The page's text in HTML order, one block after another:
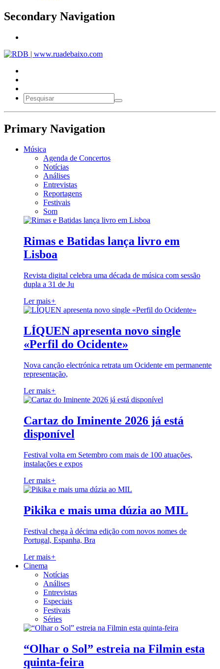
Secondary Navigation
Primary Navigation
Música
Agenda de Concertos
Notícias
Análises
Entrevistas
Reportagens
Festivais
Som
Rimas e Batidas lança livro em
Lisboa
Revista digital celebra uma década de música com sessão
dupla a 31 de Ju
Ler mais+
LÍQUEN apresenta novo single
«Perfil do Ocidente»
Nova canção electrónica retrata um Ocidente em permanente
representação,
Ler mais+
Cartaz do Iminente 2026 já está
disponível
Festival volta em Setembro com mais de 100 atuações,
instalações e expos
Ler mais+
Pikika e mais uma dúzia ao MIL
Festival chega à décima edição com novos nomes de
Portugal, Espanha, Bra
Ler mais+
Cinema
Notícias
Análises
Entrevistas
Especiais
Festivais
Séries
“Olhar o Sol” estreia na Filmin esta
quinta-feira